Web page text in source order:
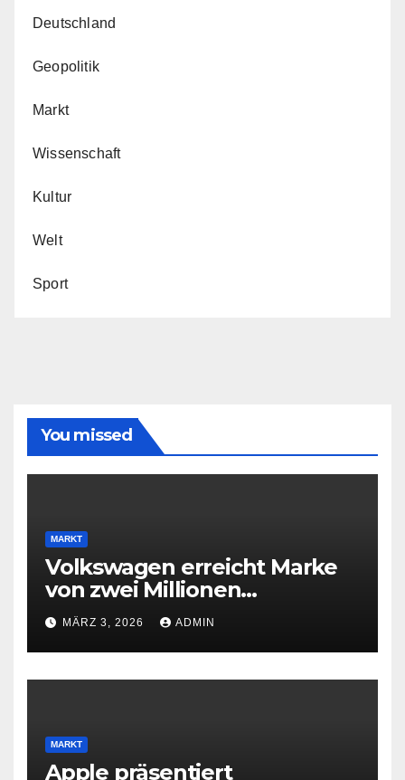
Deutschland
Geopolitik
Markt
Wissenschaft
Kultur
Welt
Sport
You missed
MARKT
Volkswagen erreicht Marke
von zwei Millionen
Elektroautos
MÄRZ 3, 2026 ADMIN
MARKT
Apple präsentiert